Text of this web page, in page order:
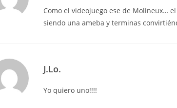
Como el videojuego ese de Molineux…
siendo una ameba y terminas
J.Lo.
Yo quiero uno!!!!